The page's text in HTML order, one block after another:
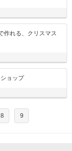
れる、クリスマス
ョップ
8 9